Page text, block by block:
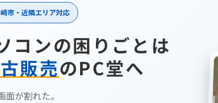
市・近隣エリア対応
コンの困りごとは
販売のPC堂へ
が割れた。